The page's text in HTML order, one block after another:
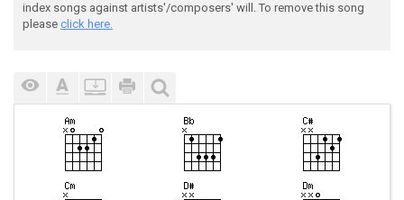
index songs against artists'/composers' will. To remove this song
please click here.